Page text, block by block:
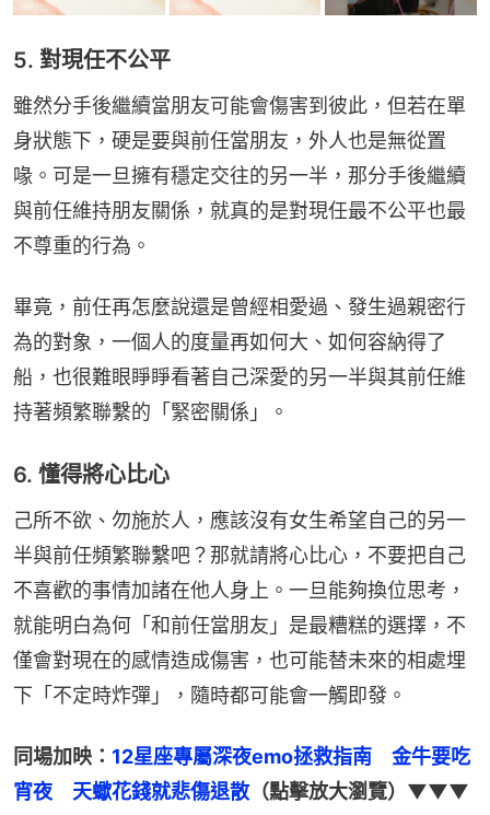
5. 對現任不公平
雖然分手後繼續當朋友可能會傷害到彼此，但若在單
身狀態下，硬是要與前任當朋友，外人也是無從置
喙。可是一旦擁有穩定交往的另一半，那分手後繼續
與前任維持朋友關係，就真的是對現任最不公平也最
不尊重的行為。
畢竟，前任再怎麼說還是曾經相愛過、發生過親密行
為的對象，一個人的度量再如何大、如何容納得了
船，也很難眼睜睜看著自己深愛的另一半與其前任維
持著頻繁聯繫的「緊密關係」。
6. 懂得將心比心
己所不欲、勿施於人，應該沒有女生希望自己的另一
半與前任頻繁聯繫吧？那就請將心比心，不要把自己
不喜歡的事情加諸在他人身上。一旦能夠換位思考，
就能明白為何「和前任當朋友」是最糟糕的選擇，不
僅會對現在的感情造成傷害，也可能替未來的相處埋
下「不定時炸彈」，隨時都可能會一觸即發。
同場加映： 12星座專屬深夜emo拯救指南　金牛要吃
宵夜　天蠍花錢就悲傷退散 （點擊放大瀏覽）▼▼▼